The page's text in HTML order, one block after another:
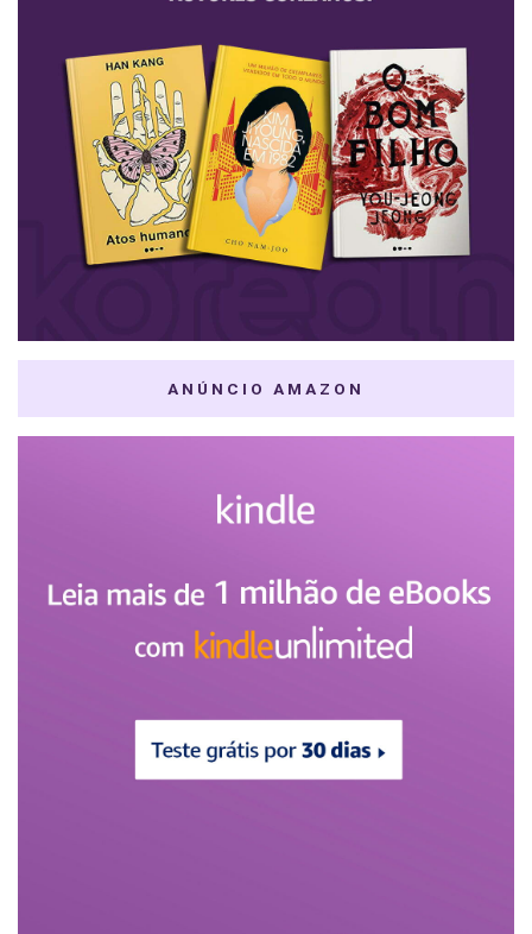
ANÚNCIO AMAZON